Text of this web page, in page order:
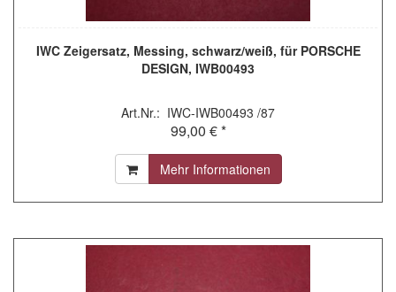
IWC Zeigersatz, Messing, schwarz/weiß, für PORSCHE
DESIGN, IWB00493
Art.Nr.: IWC-IWB00493 /87
99,00 € *
Mehr Informationen